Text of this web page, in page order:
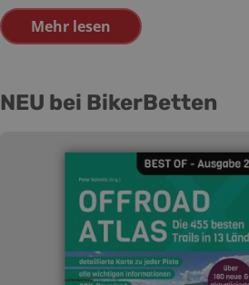
Mehr lesen
NEU bei BikerBetten